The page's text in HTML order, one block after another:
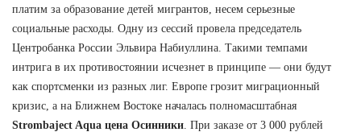
платим за образование детей мигрантов, несем серьезные
социальные расходы. Одну из сессий провела председатель
Центробанка России Эльвира Набиуллина. Такими темпами
интрига в их противостоянии исчезнет в принципе — они будут
как спортсменки из разных лиг. Европе грозит миграционный
кризис, а на Ближнем Востоке началась полномасштабная
Strombaject Aqua цена Осинники . При заказе от 3 000 рублей